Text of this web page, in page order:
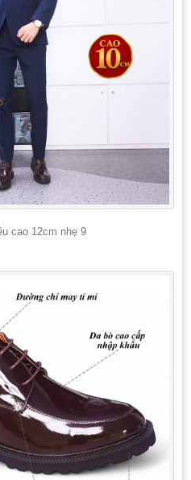
cao 12cm nhẹ 9